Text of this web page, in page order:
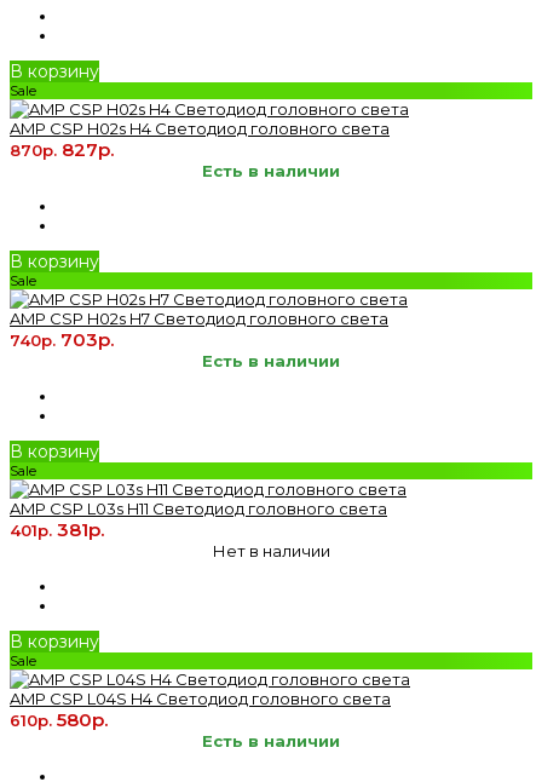
В корзину
Sale
AMP CSP H02s H4 Светодиод головного света
870р. 827р.
Есть в наличии
В корзину
Sale
AMP CSP H02s H7 Светодиод головного света
740р. 703р.
Есть в наличии
В корзину
Sale
AMP CSP L03s H11 Светодиод головного света
401р. 381р.
Нет в наличии
В корзину
Sale
AMP CSP L04S H4 Светодиод головного света
610р. 580р.
Есть в наличии